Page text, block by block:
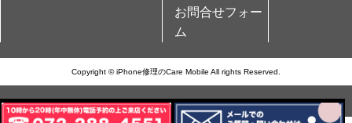
お問合せフォー
ム
Copyright © iPhone修理のCare Mobile All rights Reserved.